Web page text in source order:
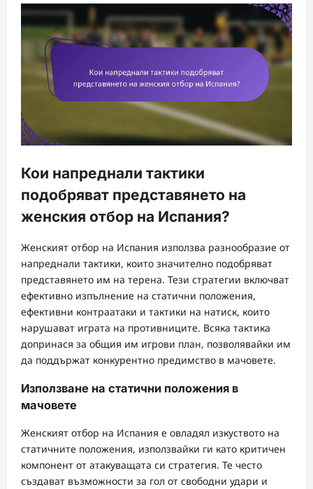
Кои напреднали тактики
подобряват представянето на
женския отбор на Испания?
Женският отбор на Испания използва разнообразие от
напреднали тактики, които значително подобряват
представянето им на терена. Тези стратегии включват
ефективно изпълнение на статични положения,
ефективни контраатаки и тактики на натиск, които
нарушават играта на противниците. Всяка тактика
допринася за общия им игрови план, позволявайки им
да поддържат конкурентно предимство в мачовете.
Използване на статични положения в
мачовете
Женският отбор на Испания е овладял изкуството на
статичните положения, използвайки ги като критичен
компонент от атакуващата си стратегия. Те често
създават възможности за гол от свободни удари и